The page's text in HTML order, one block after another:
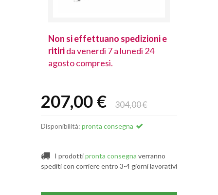
Non si effettuano spedizioni e
ritirida venerdì 7 a lunedì 24
agosto compresi.
207,00 € 304,00 €
Disponibilità: pronta consegna
I prodottipronta consegna verranno
spediti con corriere entro 3-4 giorni lavorativi